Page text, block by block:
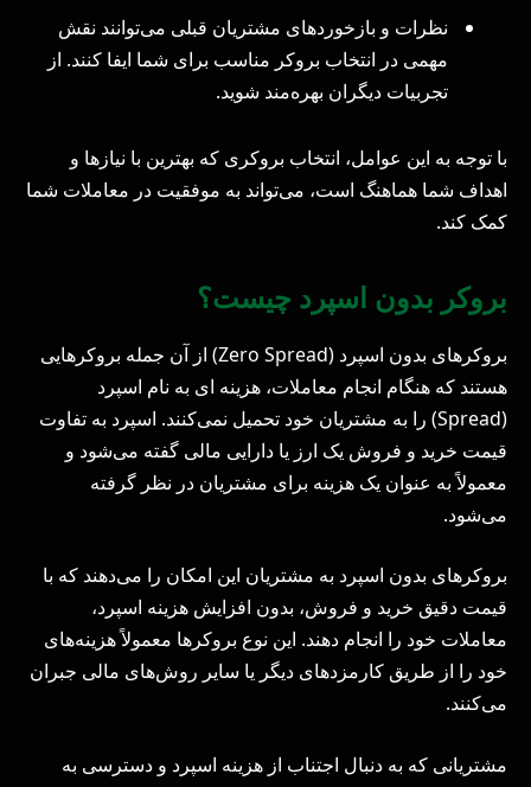
نظرات و بازخوردهای مشتریان قبلی می‌توانند نقش
مهمی در انتخاب بروکر مناسب برای شما ایفا کنند. از
تجربیات دیگران بهره‌مند شوید.
با توجه به این عوامل، انتخاب بروکری که بهترین با نیازها و
اهداف شما هماهنگ است، می‌تواند به موفقیت در معاملات شما
کمک کند.
بروکر بدون اسپرد چیست؟
بروکرهای بدون اسپرد (Zero Spread) از آن جمله بروکرهایی
هستند که هنگام انجام معاملات، هزینه ای به نام اسپرد
(Spread) را به مشتریان خود تحمیل نمی‌کنند. اسپرد به تفاوت
قیمت خرید و فروش یک ارز یا دارایی مالی گفته می‌شود و
معمولاً به عنوان یک هزینه برای مشتریان در نظر گرفته
می‌شود.
بروکرهای بدون اسپرد به مشتریان این امکان را می‌دهند که با
قیمت دقیق خرید و فروش، بدون افزایش هزینه اسپرد،
معاملات خود را انجام دهند. این نوع بروکرها معمولاً هزینه‌های
خود را از طریق کارمزدهای دیگر یا سایر روش‌های مالی جبران
می‌کنند.
مشتریانی که به دنبال اجتناب از هزینه اسپرد و دسترسی به